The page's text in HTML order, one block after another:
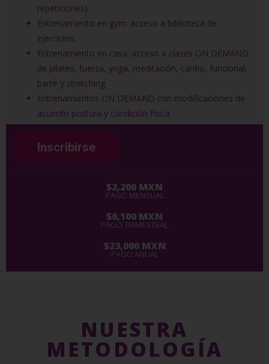
repeticiones).
Entrenamiento en gym: acceso a biblioteca de
ejercicios.
Entrenamiento en casa: acceso a clases ON DEMAND
de pilates, fuerza, yoga, meditación, cardio, funcional,
barre y stretching.
Entrenamientos ON DEMAND con modificaciones de
acuerdo postura y condición física.
Inscribirse
$2,200 MXN
PAGO MENSUAL
$6,100 MXN
PAGO TRIMESTRAL
$23,000 MXN
PAGO ANUAL
NUESTRA
METODOLOGÍA